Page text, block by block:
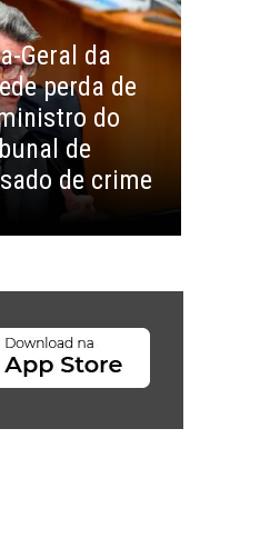
Geral da
perda de
do
de
de crime